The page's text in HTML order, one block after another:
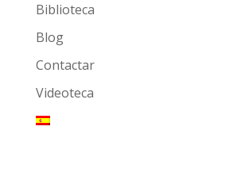
Biblioteca
Blog
Contactar
Videoteca